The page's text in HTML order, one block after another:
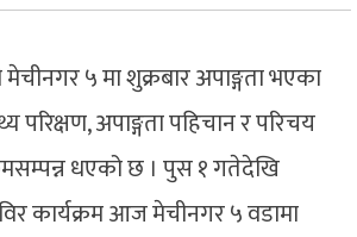
५ मा शुक्रबार अपाङ्गता भएका
परिक्षण, अपाङ्गता पहिचान र परिचय
धएको छ । पुस १ गतेदेखि
कार्यक्रम आज मेचीनगर ५ वडामा